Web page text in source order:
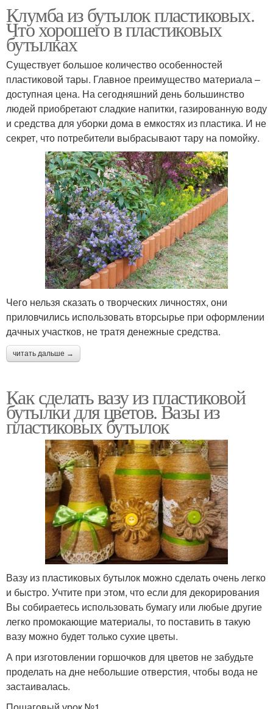
Клумба из бутылок пластиковых.
Что хорошего в пластиковых
бутылках
Существует большое количество особенностей
пластиковой тары. Главное преимущество материала –
доступная цена. На сегодняшний день большинство
людей приобретают сладкие напитки, газированную воду
и средства для уборки дома в емкостях из пластика. И не
секрет, что потребители выбрасывают тару на помойку.
Чего нельзя сказать о творческих личностях, они
приловчились использовать вторсырье при оформлении
дачных участков, не тратя денежные средства.
читать дальше →
Как сделать вазу из пластиковой
бутылки для цветов. Вазы из
пластиковых бутылок
Вазу из пластиковых бутылок можно сделать очень легко
и быстро. Учтите при этом, что если для декорирования
Вы собираетесь использовать бумагу или любые другие
легко промокающие материалы, то поставить в такую
вазу можно будет только сухие цветы.
А при изготовлении горшочков для цветов не забудьте
проделать на дне небольшие отверстия, чтобы вода не
застаивалась.